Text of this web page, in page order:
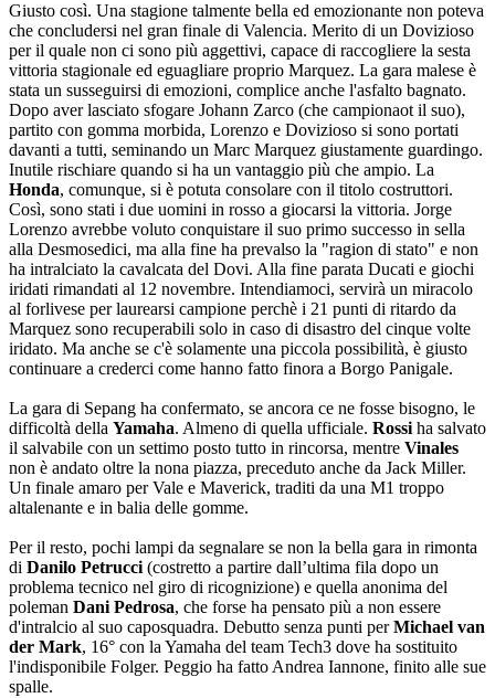
Giusto così. Una stagione talmente bella ed emozionante non poteva
che concludersi nel gran finale di Valencia. Merito di un Dovizioso
per il quale non ci sono più aggettivi, capace di raccogliere la sesta
vittoria stagionale ed eguagliare proprio Marquez. La gara malese è
stata un susseguirsi di emozioni, complice anche l'asfalto bagnato.
Dopo aver lasciato sfogare Johann Zarco (che campionaot il suo),
partito con gomma morbida, Lorenzo e Dovizioso si sono portati
davanti a tutti, seminando un Marc Marquez giustamente guardingo.
Inutile rischiare quando si ha un vantaggio più che ampio. La
Honda, comunque, si è potuta consolare con il titolo costruttori.
Così, sono stati i due uomini in rosso a giocarsi la vittoria. Jorge
Lorenzo avrebbe voluto conquistare il suo primo successo in sella
alla Desmosedici, ma alla fine ha prevalso la "ragion di stato" e non
ha intralciato la cavalcata del Dovi. Alla fine parata Ducati e giochi
iridati rimandati al 12 novembre. Intendiamoci, servirà un miracolo
al forlivese per laurearsi campione perchè i 21 punti di ritardo da
Marquez sono recuperabili solo in caso di disastro del cinque volte
iridato. Ma anche se c'è solamente una piccola possibilità, è giusto
continuare a crederci come hanno fatto finora a Borgo Panigale.
La gara di Sepang ha confermato, se ancora ce ne fosse bisogno, le
difficoltà della Yamaha. Almeno di quella ufficiale. Rossi ha salvato
il salvabile con un settimo posto tutto in rincorsa, mentre Vinales
non è andato oltre la nona piazza, preceduto anche da Jack Miller.
Un finale amaro per Vale e Maverick, traditi da una M1 troppo
altalenante e in balia delle gomme.
Per il resto, pochi lampi da segnalare se non la bella gara in rimonta
di Danilo Petrucci (costretto a partire dall’ultima fila dopo un
problema tecnico nel giro di ricognizione) e quella anonima del
poleman Dani Pedrosa, che forse ha pensato più a non essere
d'intralcio al suo caposquadra. Debutto senza punti perMichael van
der Mark, 16° con la Yamaha del team Tech3 dove ha sostituito
l'indisponibile Folger. Peggio ha fatto Andrea Iannone, finito alle sue
spalle.